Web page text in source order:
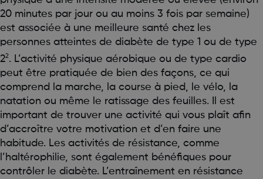
20 minutes par jour ou au moins 3 fois par semaine)
est associée à une meilleure santé chez les
personnes atteintes de diabète de type 1 ou de type
22 . L’activité physique aérobique ou de type cardio
peut être pratiquée de bien des façons, ce qui
comprend la marche, la course à pied, le vélo, la
natation ou même le ratissage des feuilles. Il est
important de trouver une activité qui vous plaît afin
d’accroître votre motivation et d’en faire une
habitude. Les activités de résistance, comme
l’haltérophilie, sont également bénéfiques pour
contrôler le diabète. L’entraînement en résistance